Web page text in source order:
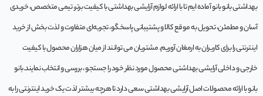
بهداشتی بانو بانو آماده ایم تا با ارائه لوازم آرایشی بهداشتی با کیفیت برتر، تیمی متخصص، خریدی
آسان و مطمئن، تحویل به موقع کالا و پشتیبانی پاسخگو، تجربه‌ای متفاوت و لذت بخش از خرید
اینترنتی را برای کاربران به ارمغان آوریم. مشتريان می توانند از ميان هزاران محصول با کيفيت
خارجی و داخلی آرایشی بهداشتی محصول مورد نظر خود را جستجو ، بررسی و انتخاب نمايند.بانو
بانو با ارائه محصولات اصل آرایشی بهداشتی سعی دارد تا هرچه بیشتر لذت یک خرید اینترنتی را به